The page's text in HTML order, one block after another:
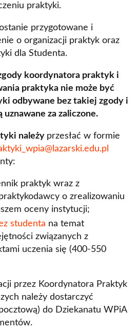
praktyki.
przygotowane i
o organizacji praktyk oraz
dla Studenta.
koordynatora praktyk i
praktyka nie może być
odbywane bez takiej zgody i
za zaliczone.
należy przesłać w formie
praktyk wraz z
o zrealizowaniu
oceny instytucji;
studenta na temat
związanych z
uczenia się (400-550
przez Koordynatora Praktyk
należy dostarczyć
do Dziekanatu WPiA